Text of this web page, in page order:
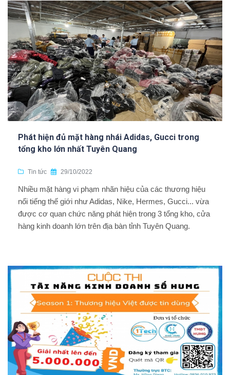
Phát hiện đủ mặt hàng nhái Adidas, Gucci trong
tổng kho lớn nhất Tuyên Quang
Tin tức 29/10/2022
Nhiều mặt hàng vi phạm nhãn hiệu của các thương hiệu
nổi tiếng thế giới như Adidas, Nike, Hermes, Gucci... vừa
được cơ quan chức năng phát hiện trong 3 tổng kho, cửa
hàng kinh doanh lớn trên địa bàn tỉnh Tuyên Quang.